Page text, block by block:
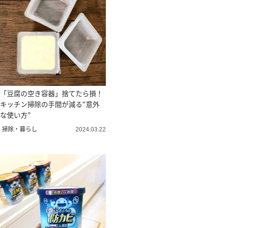
「豆腐の空き容器」捨てたら損！
キッチン掃除の手間が減る“意外
な使い方”
掃除・暮らし 2024.03.22